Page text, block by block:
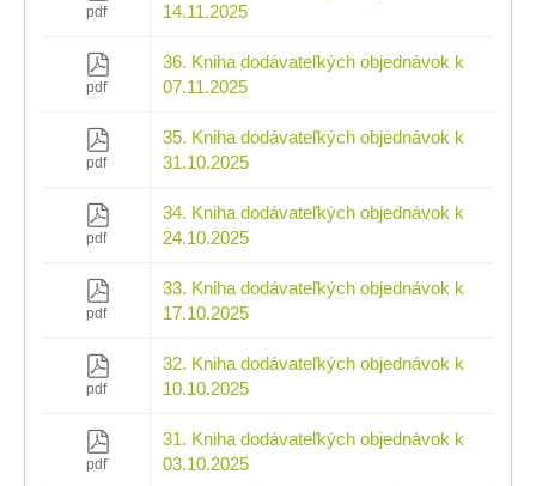
pdf
14.11.2025
pdf
36. Kniha dodávateľkých objednávok k
07.11.2025
pdf
35. Kniha dodávateľkých objednávok k
31.10.2025
pdf
34. Kniha dodávateľkých objednávok k
24.10.2025
pdf
33. Kniha dodávateľkých objednávok k
17.10.2025
pdf
32. Kniha dodávateľkých objednávok k
10.10.2025
pdf
31. Kniha dodávateľkých objednávok k
03.10.2025